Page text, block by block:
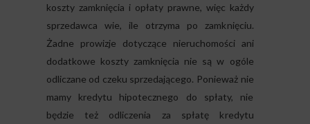
koszty zamknięcia i opłaty prawne, więc każdy
sprzedawca wie, ile otrzyma po zamknięciu.
Żadne prowizje dotyczące nieruchomości ani
dodatkowe koszty zamknięcia nie są w ogóle
odliczane od czeku sprzedającego. Ponieważ nie
mamy kredytu hipotecznego do spłaty, nie
będzie też odliczenia za spłatę kredytu